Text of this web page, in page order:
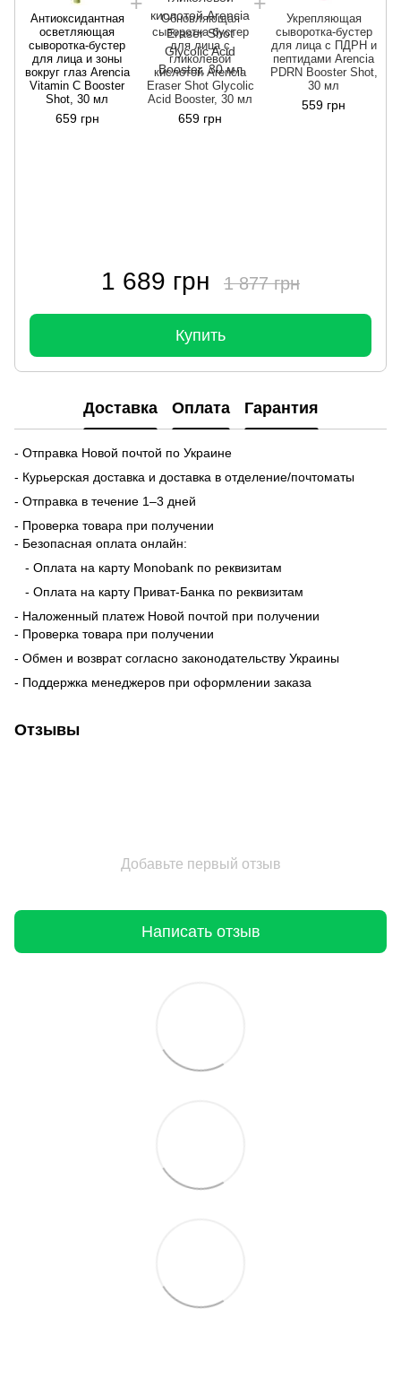
Антиоксидантная
осветляющая
сыворотка-бустер
для лица и зоны
вокруг глаз Arencia
Vitamin C Booster
Shot, 30 мл
659 грн
Обновляющая
сыворотка-бустер
для лица с
гликолевой
кислотой Arencia
Eraser Shot Glycolic
Acid Booster, 30 мл
659 грн
Укрепляющая
сыворотка-бустер
для лица с ПДРН и
пептидами Arencia
PDRN Booster Shot,
30 мл
559 грн
1 689 грн 1 877 грн
Купить
Доставка Оплата Гарантия
- Отправка Новой почтой по Украине
- Курьерская доставка и доставка в отделение/почтоматы
- Отправка в течение 1–3 дней
- Проверка товара при получении
- Безопасная оплата онлайн:
- Оплата на карту Monobank по реквизитам
- Оплата на карту Приват-Банка по реквизитам
- Наложенный платеж Новой почтой при получении
- Проверка товара при получении
- Обмен и возврат согласно законодательству Украины
- Поддержка менеджеров при оформлении заказа
Отзывы
Добавьте первый отзыв
Написать отзыв